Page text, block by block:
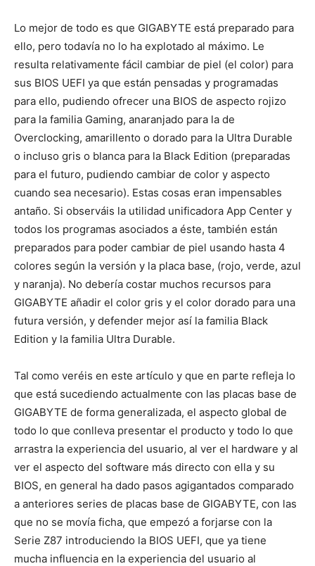
Lo mejor de todo es que GIGABYTE está preparado para
ello, pero todavía no lo ha explotado al máximo. Le
resulta relativamente fácil cambiar de piel (el color) para
sus BIOS UEFI ya que están pensadas y programadas
para ello, pudiendo ofrecer una BIOS de aspecto rojizo
para la familia Gaming, anaranjado para la de
Overclocking, amarillento o dorado para la Ultra Durable
o incluso gris o blanca para la Black Edition (preparadas
para el futuro, pudiendo cambiar de color y aspecto
cuando sea necesario). Estas cosas eran impensables
antaño. Si observáis la utilidad unificadora App Center y
todos los programas asociados a éste, también están
preparados para poder cambiar de piel usando hasta 4
colores según la versión y la placa base, (rojo, verde, azul
y naranja). No debería costar muchos recursos para
GIGABYTE añadir el color gris y el color dorado para una
futura versión, y defender mejor así la familia Black
Edition y la familia Ultra Durable.
Tal como veréis en este artículo y que en parte refleja lo
que está sucediendo actualmente con las placas base de
GIGABYTE de forma generalizada, el aspecto global de
todo lo que conlleva presentar el producto y todo lo que
arrastra la experiencia del usuario, al ver el hardware y al
ver el aspecto del software más directo con ella y su
BIOS, en general ha dado pasos agigantados comparado
a anteriores series de placas base de GIGABYTE, con las
que no se movía ficha, que empezó a forjarse con la
Serie Z87 introduciendo la BIOS UEFI, que ya tiene
mucha influencia en la experiencia del usuario al